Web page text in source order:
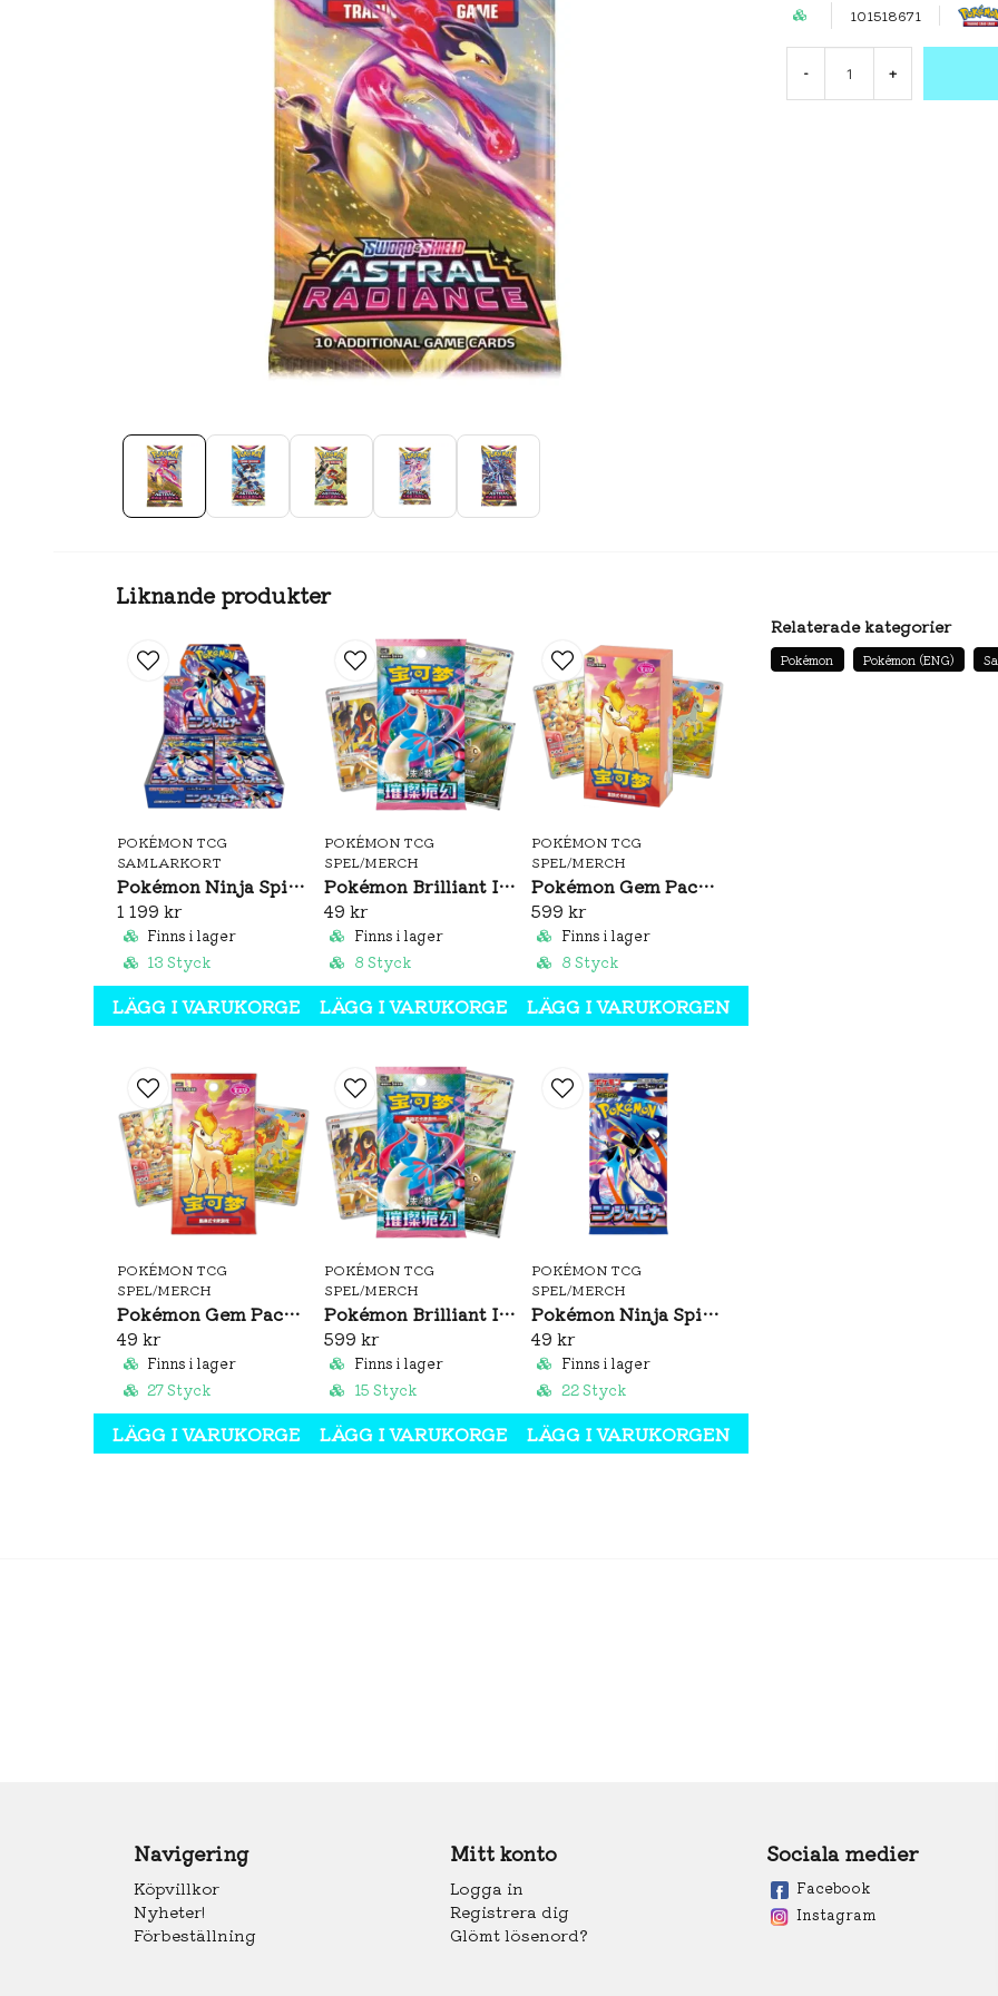
101518671
- +
Liknande produkter
POKÉMON TCG
SAMLARKORT
Pokémon Ninja Spinner Booster Box (JP)
1 199 kr
Finns i lager
13 Styck
LÄGG I VARUKORGEN
POKÉMON TCG
SPEL/MERCH
Pokémon Brilliant Illusions CSV8C Booster Pack Slim (S-CH)
49 kr
Finns i lager
8 Styck
LÄGG I VARUKORGEN
POKÉMON TCG
SPEL/MERCH
Pokémon Gem Pack Vol. 4 Booster Box (S-CH)
599 kr
Finns i lager
8 Styck
LÄGG I VARUKORGEN
POKÉMON TCG
SPEL/MERCH
Pokémon Gem Pack Vol. 4 Booster Pack (S-CH)
49 kr
Finns i lager
27 Styck
LÄGG I VARUKORGEN
POKÉMON TCG
SPEL/MERCH
Pokémon Brilliant Illusions CSV8C Booster Box Slim (S-CH)
599 kr
Finns i lager
15 Styck
LÄGG I VARUKORGEN
POKÉMON TCG
SPEL/MERCH
Pokémon Ninja Spinner Booster Pack (JP)
49 kr
Finns i lager
22 Styck
LÄGG I VARUKORGEN
Relaterade kategorier
Pokémon Pokémon (ENG)
Navigering
Köpvillkor
Nyheter!
Förbeställning
Mitt konto
Logga in
Registrera dig
Glömt lösenord?
Sociala medier
Facebook
Instagram